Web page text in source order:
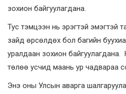
зохион байгуулагдана.
Тус тэмцээн нь эрэгтэй эмэгтэй
зайд өрсөлдөх бол багийн
уралдаан зохион
төлөө усчид маань ур чадвараа
Энэ оны Улсын аварга